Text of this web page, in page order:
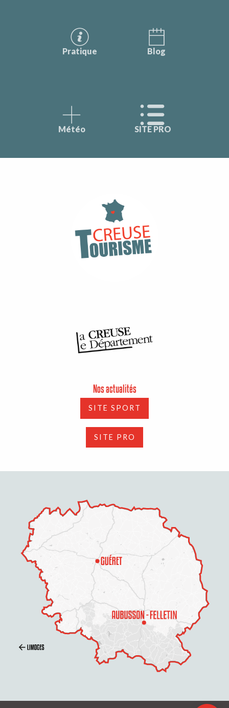
Description
Prestations
Contacter par
Pratique Blog
Météo SITE PRO
Nos actualités
SITE SPORT
SITE PRO